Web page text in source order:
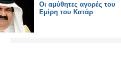
Οι αμύθητες αγορές του
Εμίρη του Κατάρ